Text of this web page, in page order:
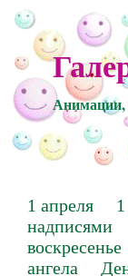
Анимации,
1 апреля
надписями
воскресенье
ангела